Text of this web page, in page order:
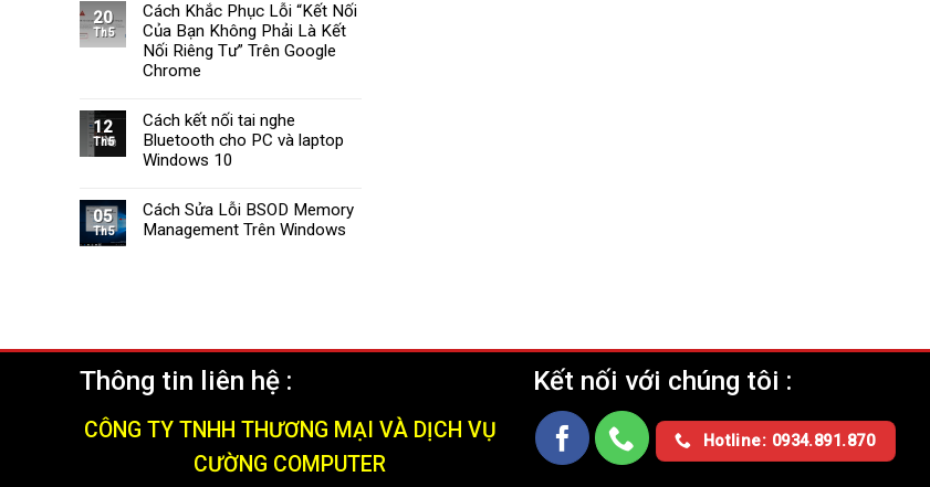
11
Nhanh
Chóng
(2025)
20
Th5
Cách Khắc Phục Lỗi “Kết Nối
Của Bạn Không Phải Là Kết
Nối Riêng Tư” Trên Google
Chrome
12
Th5
Cách kết nối tai nghe
Bluetooth cho PC và laptop
Windows 10
05
Th5
Cách Sửa Lỗi BSOD Memory
Management Trên Windows
Thông tin liên hệ :
CÔNG TY TNHH THƯƠNG MẠI VÀ DỊCH VỤ
CƯỜNG COMPUTER
Kết nối với chúng tôi :
Hotline: 0934.891.870